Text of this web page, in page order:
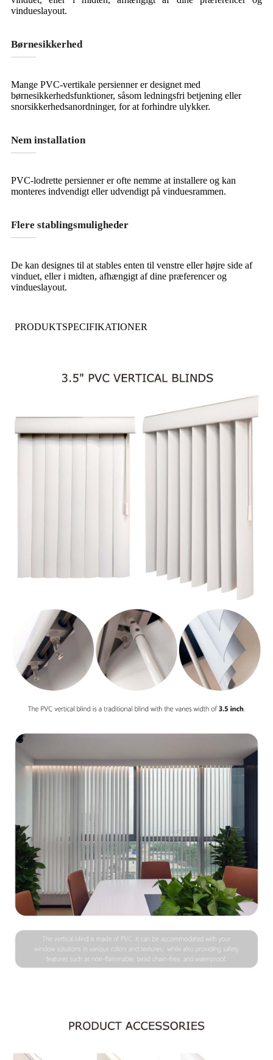
vindueslayout.
Børnesikkerhed
Mange PVC-vertikale persienner er designet med
børnesikkerhedsfunktioner, såsom ledningsfri betjening eller
snorsikkerhedsanordninger, for at forhindre ulykker.
Nem installation
PVC-lodrette persienner er ofte nemme at installere og kan
monteres indvendigt eller udvendigt på vinduesrammen.
Flere stablingsmuligheder
De kan designes til at stables enten til venstre eller højre side af
vinduet, eller i midten, afhængigt af dine præferencer og
vindueslayout.
PRODUKTSPECIFIKATIONER